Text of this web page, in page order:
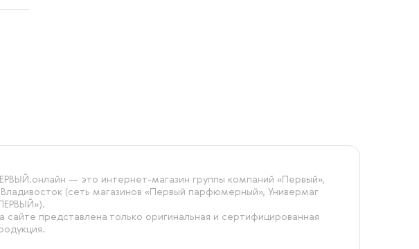
— это интернет-магазин группы компаний «‎Первый»,
Владивосток (сеть магазинов «Первый парфюмерный», Универмаг
сайте представлена только оригинальная и сертифицированная